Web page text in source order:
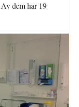
dem har 19